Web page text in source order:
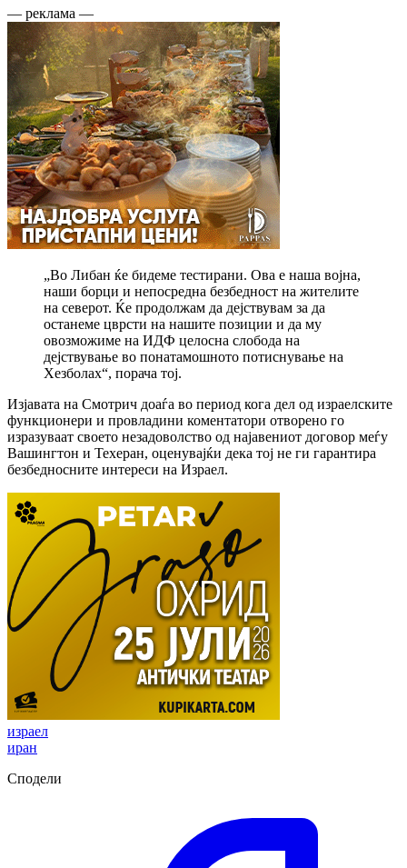
— реклама —
„Во Либан ќе бидеме тестирани. Ова е наша војна,
наши борци и непосредна безбедност на жителите
на северот. Ќе продолжам да дејствувам за да
останеме цврсти на нашите позиции и да му
овозможиме на ИДФ целосна слобода на
дејствување во понатамошното потиснување на
Хезболах“, порача тој.
Изјавата на Смотрич доаѓа во период кога дел од израелските
функционери и провладини коментатори отворено го
изразуваат своето незадоволство од најавениот договор меѓу
Вашингтон и Техеран, оценувајќи дека тој не ги гарантира
безбедносните интереси на Израел.
израел
иран
Сподели